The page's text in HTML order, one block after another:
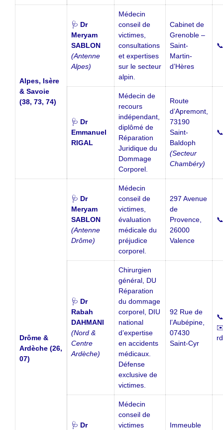
Alpes, Isère
& Savoie
(38, 73, 74)
🩺 Dr
Meryam
SABLON
(Antenne
Alpes)
Médecin
conseil de
victimes,
consultations
et expertises
sur le secteur
alpin.
Cabinet de
Grenoble –
Saint-
Martin-
d’Hères
🩺 Dr
Emmanuel
RIGAL
Médecin de
recours
indépendant,
diplômé de
Réparation
Juridique du
Dommage
Corporel.
Route
d’Apremont,
73190
Saint-
Baldoph
(Secteur
Chambéry)
Drôme &
Ardèche (26,
07)
🩺 Dr
Meryam
SABLON
(Antenne
Drôme)
Médecin
conseil de
victimes,
évaluation
médicale du
préjudice
corporel.
297 Avenue
de
Provence,
26000
Valence
🩺 Dr
Rabah
DAHMANI
(Nord &
Centre
Ardèche)
Chirurgien
général, DU
Réparation
du dommage
corporel, DIU
national
d’expertise
en accidents
médicaux.
Défense
exclusive de
victimes.
92 Rue de
l’Aubépine,
07430
Saint-Cyr
🩺 Dr
Médecin
conseil de
victimes
Immeuble